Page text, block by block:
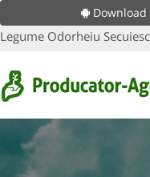
Download
Legume Odorheiu Secuiesc